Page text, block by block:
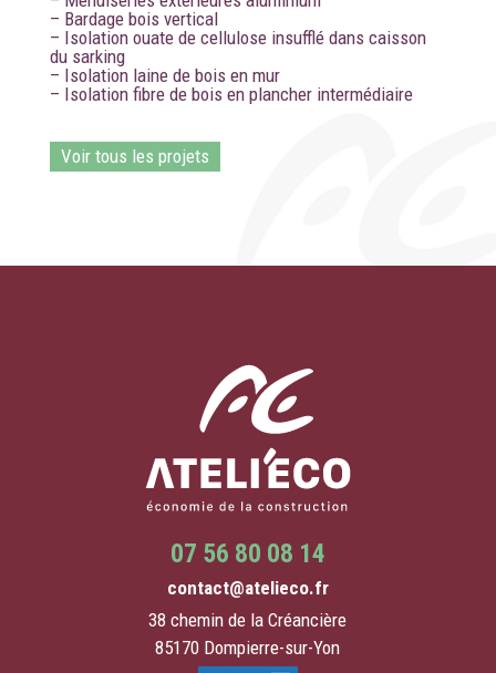
– Bardage bois vertical
– Isolation ouate de cellulose insufflé dans caisson
du sarking
– Isolation laine de bois en mur
– Isolation fibre de bois en plancher intermédiaire
Voir tous les projets
07 56 80 08 14
contact@atelieco.fr
38 chemin de la Créancière
85170 Dompierre-sur-Yon